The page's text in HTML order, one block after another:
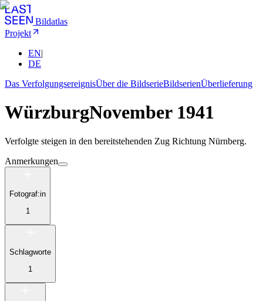
Bildatlas
Projekt
EN|
DE
Das VerfolgungsereignisÜber die BildserieBildserienÜberlieferung
WürzburgNovember 1941
Verfolgte steigen in den bereitstehenden Zug Richtung Nürnberg.
Anmerkungen
Fotograf:in
1
Schlagworte
1